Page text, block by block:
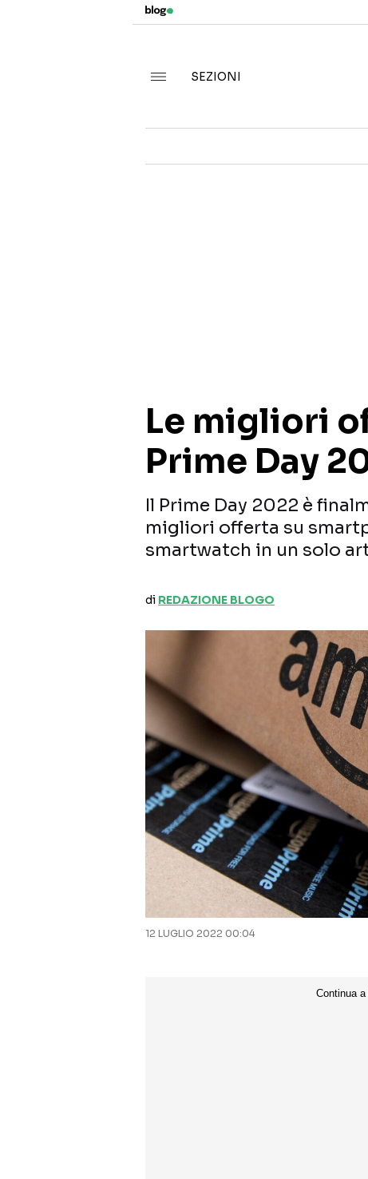
SEZIONI
Le migliori
Prime Day
Il Prime Day 2022 è
migliori offerta su
smartwatch in un solo
di REDAZIONE BLOGO
12 LUGLIO 2022 00:04